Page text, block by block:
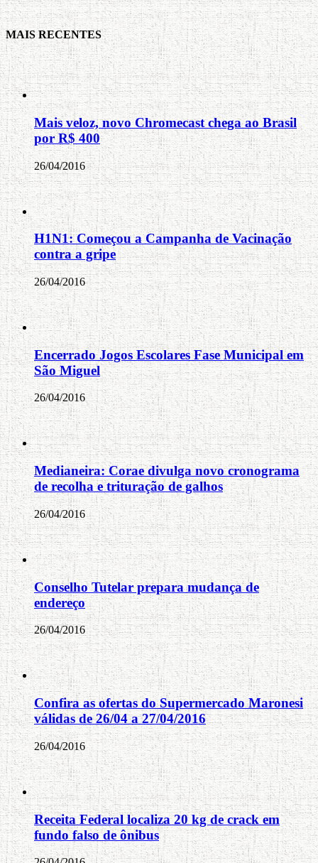
MAIS RECENTES
Mais veloz, novo Chromecast chega ao Brasil
por R$ 400
26/04/2016
H1N1: Começou a Campanha de Vacinação
contra a gripe
26/04/2016
Encerrado Jogos Escolares Fase Municipal em
São Miguel
26/04/2016
Medianeira: Corae divulga novo cronograma
de recolha e trituração de galhos
26/04/2016
Conselho Tutelar prepara mudança de
endereço
26/04/2016
Confira as ofertas do Supermercado Maronesi
válidas de 26/04 a 27/04/2016
26/04/2016
Receita Federal localiza 20 kg de crack em
fundo falso de ônibus